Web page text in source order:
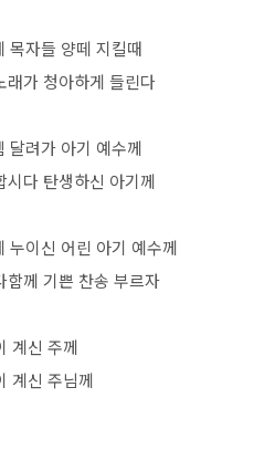
목자들 양떼 지킬때
래가 청아하게 들린다
달려가 아기 예수께
시다 탄생하신 아기께
누이신 어린 아기 예수께
함께 기쁜 찬송 부르자
계신 주께
계신 주님께